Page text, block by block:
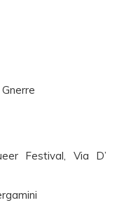
Festival, Via D’